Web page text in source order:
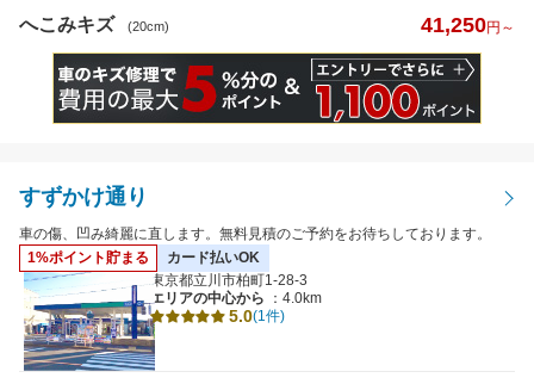
へこみキズ (20cm) 41,250円～
すずかけ通り
車の傷、凹み綺麗に直します。無料見積のご予約をお待ちしております。
1%ポイント貯まる
カード払いOK
東京都立川市柏町1-28-3
エリアの中心から
：4.0km
5.0(1件)